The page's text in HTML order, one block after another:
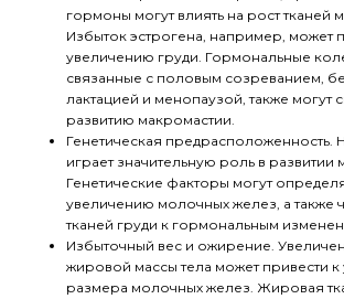
гормоны могут влиять на рост тканей
Избыток эстрогена, например, может
увеличению груди. Гормональные
связанные с половым созреванием,
лактацией и менопаузой, также могут
развитию макромастии.
Генетическая предрасположенность.
играет значительную роль в развитии
Генетические факторы могут
увеличению молочных желез, а также
тканей груди к гормональным
Избыточный вес и ожирение.
жировой массы тела может привести
размера молочных желез. Жировая